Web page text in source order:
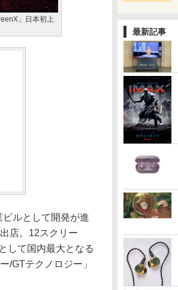
最新記事
」日本初上
ルとして開発が進
店。12スクリー
して国内最大となる
/GTテクノロジー」